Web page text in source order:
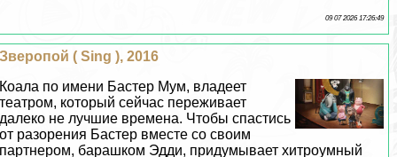
09 07 2026 17:26:49
Зверопой ( Sing ), 2016
Коала по имени Бастер Мум, владеет
театром, который сейчас переживает
далеко не лучшие времена. Чтобы спастись
от разорения Бастер вместе со своим
партнером, барашком Эдди, придумывает хитроумный